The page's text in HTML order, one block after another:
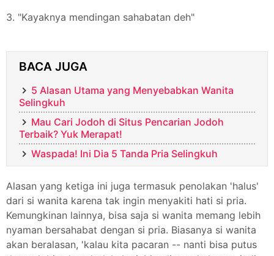
3. "Kayaknya mendingan sahabatan deh"
BACA JUGA
5 Alasan Utama yang Menyebabkan Wanita
Selingkuh
Mau Cari Jodoh di Situs Pencarian Jodoh
Terbaik? Yuk Merapat!
Waspada! Ini Dia 5 Tanda Pria Selingkuh
Alasan yang ketiga ini juga termasuk penolakan 'halus'
dari si wanita karena tak ingin menyakiti hati si pria.
Kemungkinan lainnya, bisa saja si wanita memang lebih
nyaman bersahabat dengan si pria. Biasanya si wanita
akan beralasan, 'kalau kita pacaran -- nanti bisa putus